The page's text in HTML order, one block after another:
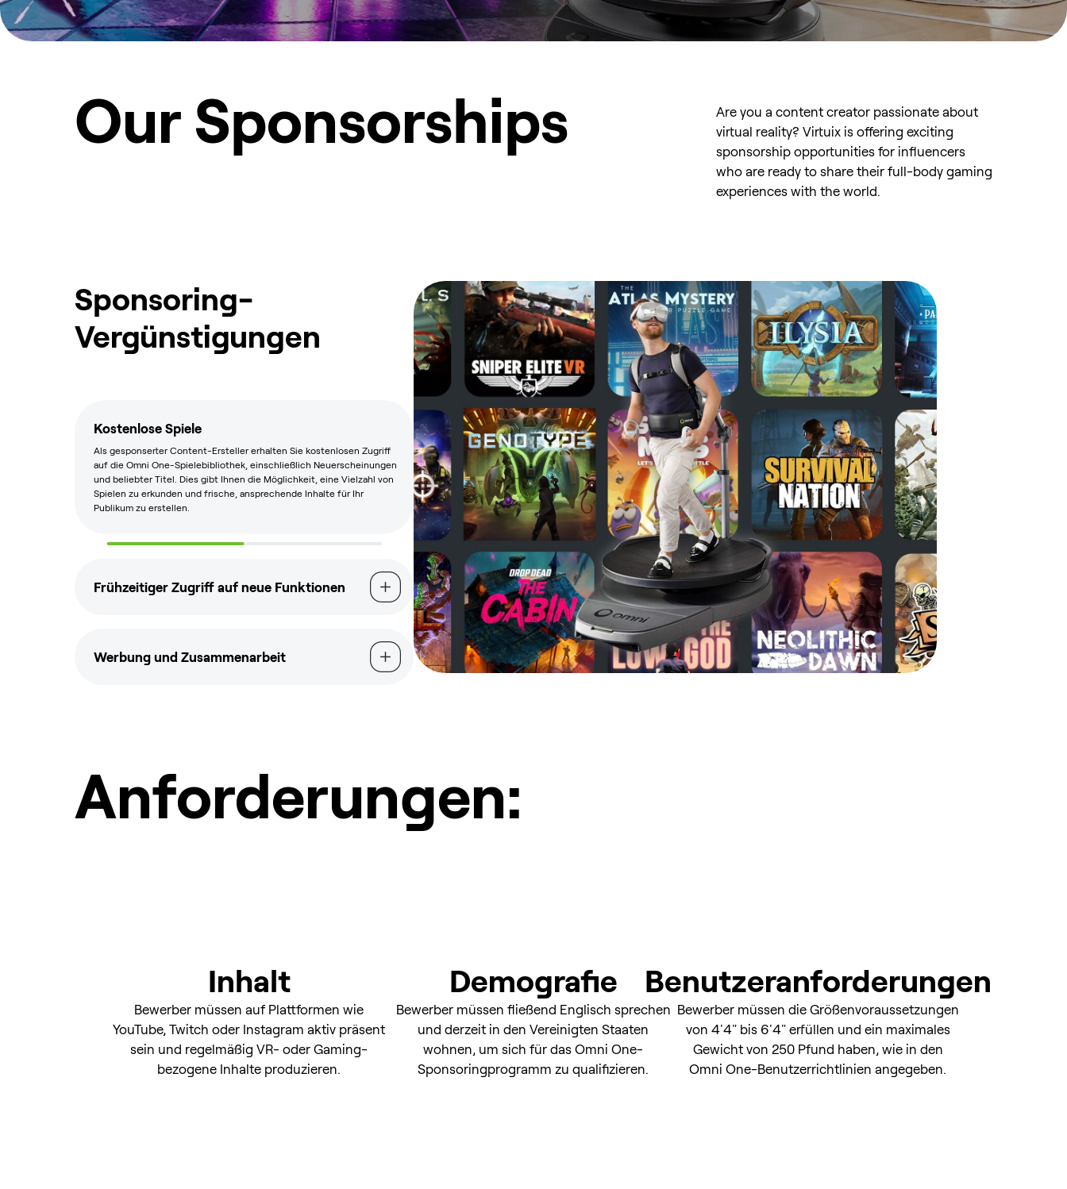
Our Sponsorships
Are you a content creator passionate about
virtual reality? Virtuix is offering exciting
sponsorship opportunities for influencers
who are ready to share their full-body gaming
experiences with the world.
Sponsoring-
Vergünstigungen
Kostenlose Spiele
Als gesponserter Content-Ersteller erhalten Sie kostenlosen Zugriff
auf die Omni One-Spielebibliothek, einschließlich Neuerscheinungen
und beliebter Titel. Dies gibt Ihnen die Möglichkeit, eine Vielzahl von
Spielen zu erkunden und frische, ansprechende Inhalte für Ihr
Publikum zu erstellen.
Frühzeitiger Zugriff auf neue Funktionen
Werbung und Zusammenarbeit
Anforderungen:
Inhalt
Bewerber müssen auf Plattformen wie
YouTube, Twitch oder Instagram aktiv präsent
sein und regelmäßig VR- oder Gaming-
bezogene Inhalte produzieren.
Demografie
Bewerber müssen fließend Englisch sprechen
und derzeit in den Vereinigten Staaten
wohnen, um sich für das Omni One-
Sponsoringprogramm zu qualifizieren.
Benutzeranforderungen
Bewerber müssen die Größenvoraussetzungen
von 4'4" bis 6'4" erfüllen und ein maximales
Gewicht von 250 Pfund haben, wie in den
Omni One-Benutzerrichtlinien angegeben.